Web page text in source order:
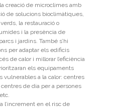
creació de microclimes amb
de solucions bioclimàtiques,
la restauració o
i la presència de
i jardins. També s’hi
per adaptar els edificis
de calor i millorar l’eficiència
els equipaments
a la calor: centres
de dia per a persones
l’increment en el risc de